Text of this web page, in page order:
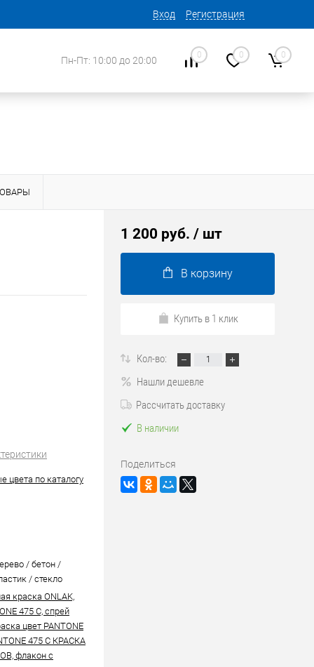
Вход Регистрация
Пн-Пт: 10:00 до 20:00 0 0 0
цвета по каталогу
/ бетон /
/ стекло
краска ONLAK,
475 C, спрей
цвет PANTONE
475 C КРАСКА
флакон с
1 200 руб. / шт
В корзину
Купить в 1 клик
Кол-во:
Нашли дешевле
Рассчитать доставку
В наличии
Поделиться